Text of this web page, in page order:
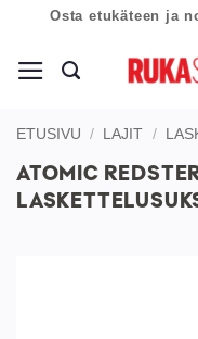
content
Osta etukäteen ja
ETUSIVU / LAJIT /
ATOMIC